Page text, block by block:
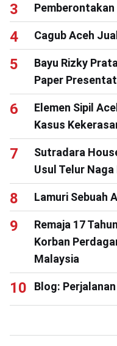
Pemberontakan
Cagub Aceh
Bayu Rizky
Paper
Elemen Sipil
Kasus
Sutradara
Usul Telur
Lamuri Sebuah
Remaja 17
Korban
Malaysia
Blog: